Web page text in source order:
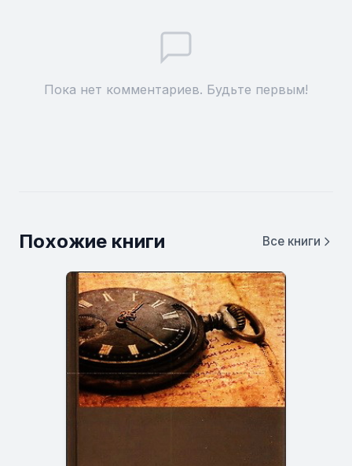
Пока нет комментариев. Будьте первым!
Похожие книги Все книги